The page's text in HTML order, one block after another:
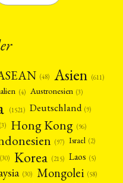
(48) Asien (611)
(4) Austronesien (3)
(1521) Deutschland (9)
(3) Hong Kong (96)
(97) Israel (2)
(30) Korea (215) Laos (5)
(30) Mongolei (58)